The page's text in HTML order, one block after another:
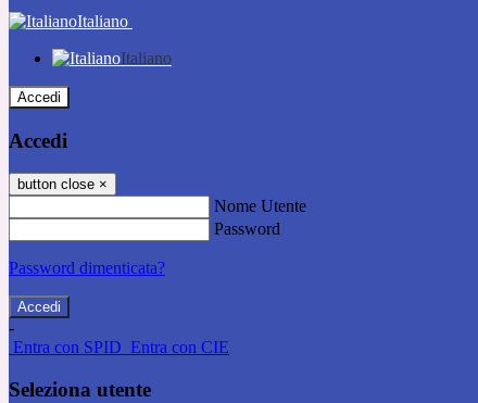
Italiano
Italiano
Accedi
Accedi
button close ×
Nome Utente
Password
Password dimenticata?
-
Entra con SPID Entra con CIE
Seleziona utente